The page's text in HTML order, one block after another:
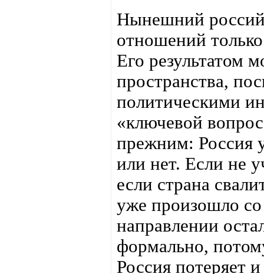
Нынешний
отношений
Его результатом
пространства,
политическими
«ключевой
прежним: Россия
или нет. Если не
если страна
уже произошло
направлении
формально,
Россия потеряет